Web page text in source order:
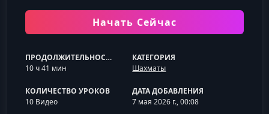
Начать Сейчас
ПРОДОЛЖИТЕЛЬНОСТЬ
10 ч 41 мин
КАТЕГОРИЯ
Шахматы
КОЛИЧЕСТВО УРОКОВ
10 Видео
ДАТА ДОБАВЛЕНИЯ
7 мая 2026 г., 00:08